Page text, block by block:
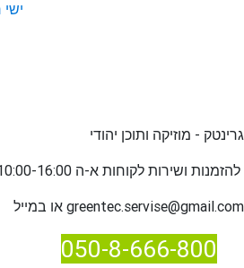
ישי
גרינטק - מוזיקה ותוכן יהודי
להזמנות ו
greentec.servise@gmail.com
050-8-666-800